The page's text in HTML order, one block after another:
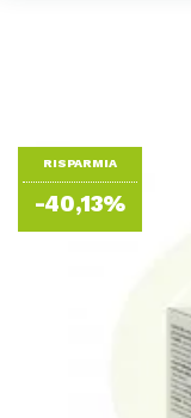
RISPARMIA
-40,13%